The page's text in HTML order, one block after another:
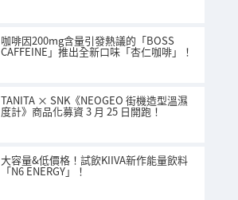
咖啡因200mg含量引發熱議的「BOSS
CAFFEINE」推出全新口味「杏仁咖啡」！
TANITA × SNK《NEOGEO 街機造型溫濕
度計》商品化募資 3 月 25 日開跑！
大容量&低價格！試飲KIIVA新作能量飲料
「N6 ENERGY」！